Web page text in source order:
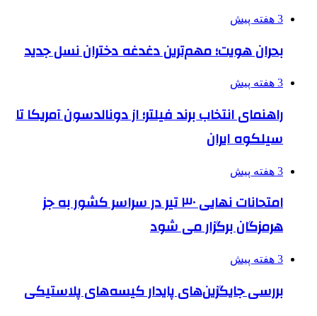
3 هفته پیش
بحران هویت؛ مهم‌ترین دغدغه دختران نسل جدید
3 هفته پیش
راهنمای انتخاب برند فیلتر؛ از دونالدسون آمریکا تا
سیلکوه ایران
3 هفته پیش
امتحانات نهایی ۳۰ تیر در سراسر کشور به جز
هرمزگان برگزار می شود
3 هفته پیش
بررسی جایگزین‌های پایدار کیسه‌های پلاستیکی